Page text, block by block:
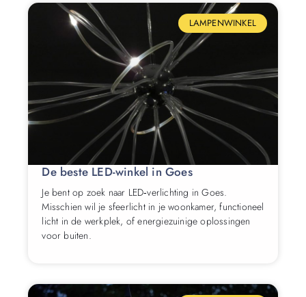
LAMPENWINKEL
De beste LED-winkel in Goes
Je bent op zoek naar LED‑verlichting in Goes.
Misschien wil je sfeerlicht in je woonkamer, functioneel
licht in de werkplek, of energiezuinige oplossingen
voor buiten.